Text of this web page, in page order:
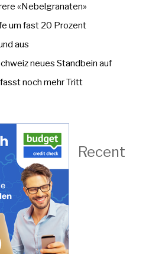
«Nebelgranaten»
um fast 20 Prozent
aus
neues Standbein auf
noch mehr Tritt
Recent